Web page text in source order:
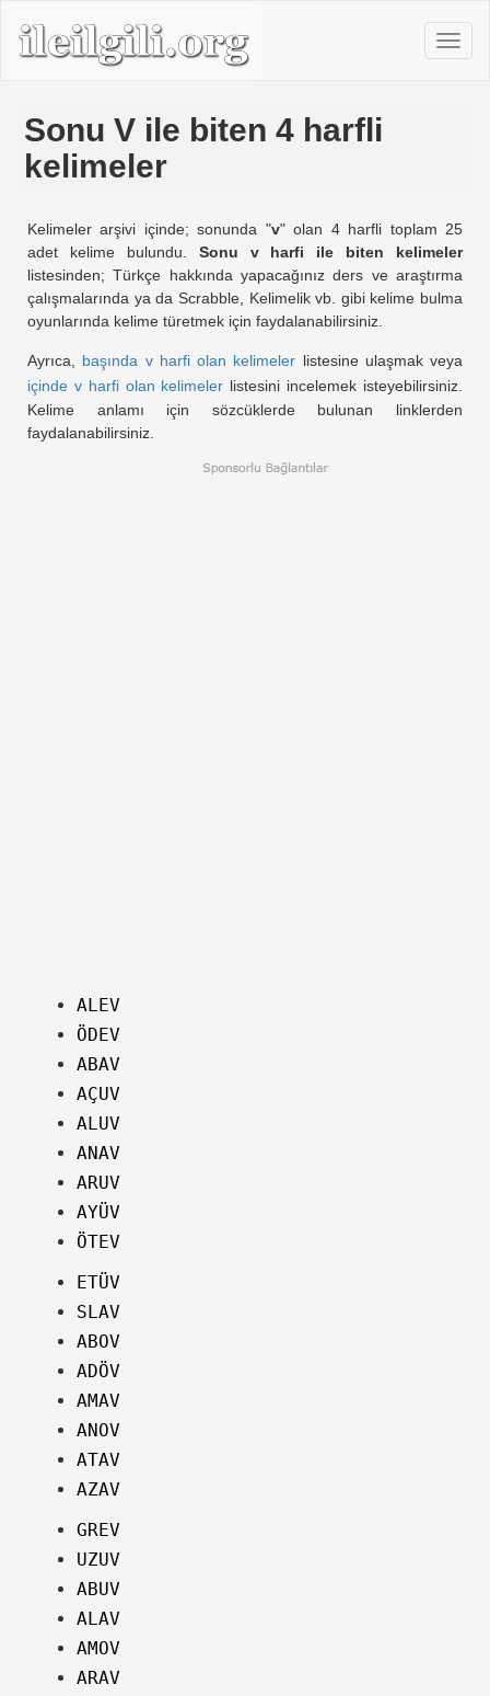
Sonu V ile biten 4 harfli
kelimeler
Kelimeler arşivi içinde; sonunda "v" olan 4 harfli toplam 25
adet kelime bulundu. Sonu v harfi ile biten kelimeler
listesinden; Türkçe hakkında yapacağınız ders ve araştırma
çalışmalarında ya da Scrabble, Kelimelik vb. gibi kelime bulma
oyunlarında kelime türetmek için faydalanabilirsiniz.
Ayrıca, başında v harfi olan kelimeler listesine ulaşmak veya
içinde v harfi olan kelimeler listesini incelemek isteyebilirsiniz.
Kelime anlamı için sözcüklerde bulunan linklerden
faydalanabilirsiniz.
ALEV
ÖDEV
ABAV
AÇUV
ALUV
ANAV
ARUV
AYÜV
ÖTEV
ETÜV
SLAV
ABOV
ADÖV
AMAV
ANOV
ATAV
AZAV
GREV
UZUV
ABUV
ALAV
AMOV
ARAV